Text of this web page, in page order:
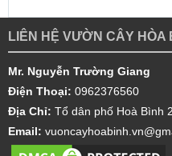
LIÊN HỆ VƯỜN CÂY HÒA
Mr. Nguyễn Trường Giang
Điện Thoại: 0962376560
Địa Chỉ: Tổ dân phố Hoà Bình
Email: